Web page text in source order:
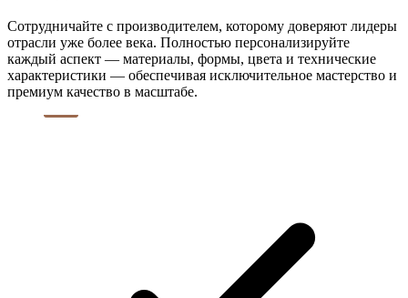
Сотрудничайте с производителем, которому доверяют лидеры
отрасли уже более века. Полностью персонализируйте
каждый аспект — материалы, формы, цвета и технические
характеристики — обеспечивая исключительное мастерство и
премиум качество в масштабе.